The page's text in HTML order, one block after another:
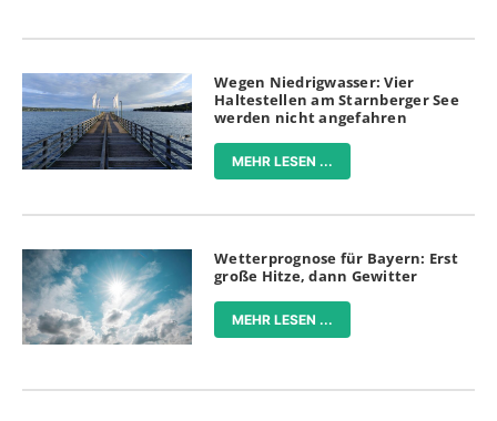
Wegen Niedrigwasser: Vier
Haltestellen am Starnberger See
werden nicht angefahren
MEHR LESEN ...
Wetterprognose für Bayern: Erst
große Hitze, dann Gewitter
MEHR LESEN ...